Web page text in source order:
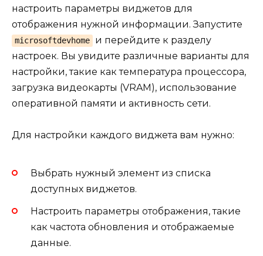
настроить параметры виджетов для
отображения нужной информации. Запустите
microsoftdevhome
и перейдите к разделу
настроек. Вы увидите различные варианты для
настройки, такие как температура процессора,
загрузка видеокарты (VRAM), использование
оперативной памяти и активность сети.
Для настройки каждого виджета вам нужно:
Выбрать нужный элемент из списка
доступных виджетов.
Настроить параметры отображения, такие
как частота обновления и отображаемые
данные.